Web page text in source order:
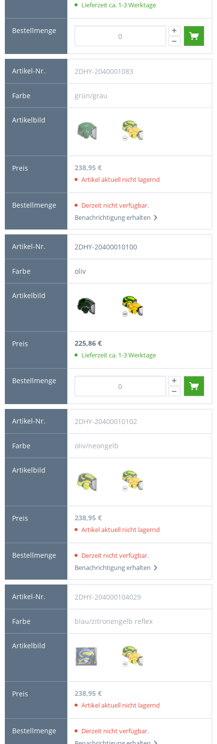
Lieferzeit ca. 1-3 Werktage
2DHY-2040001083
grün/grau
238,95 €
Artikel aktuell nicht lagernd
Derzeit nicht verfügbar.
Benachrichtigung erhalten
2DHY-20400010100
oliv
225,86 €
Lieferzeit ca. 1-3 Werktage
2DHY-20400010102
oliv/neongelb
238,95 €
Artikel aktuell nicht lagernd
Derzeit nicht verfügbar.
Benachrichtigung erhalten
2DHY-204000104029
blau/zitronengelb reflex
238,95 €
Artikel aktuell nicht lagernd
Derzeit nicht verfügbar.